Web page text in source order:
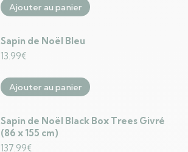
Ajouter au panier
Sapin de Noël Bleu
13.99€
Ajouter au panier
Sapin de Noël Black Box Trees Givré
(86 x 155 cm)
137.99€